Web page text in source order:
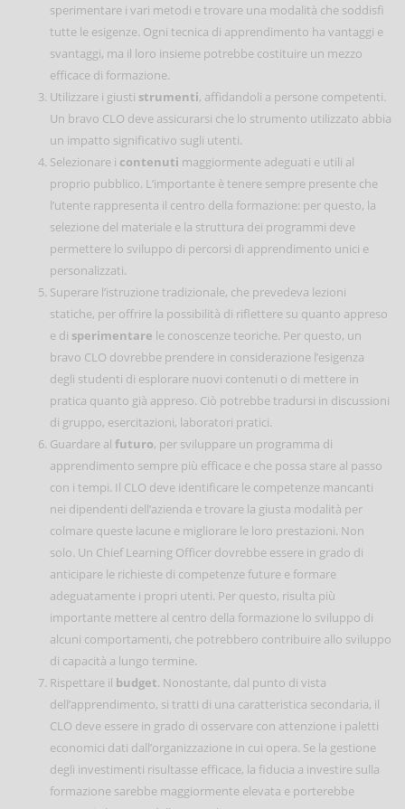
sperimentare i vari metodi e trovare una modalità che soddisfi
tutte le esigenze. Ogni tecnica di apprendimento ha vantaggi e
svantaggi, ma il loro insieme potrebbe costituire un mezzo
efficace di formazione.
Utilizzare i giusti strumenti, affidandoli a persone competenti.
Un bravo CLO deve assicurarsi che lo strumento utilizzato abbia
un impatto significativo sugli utenti.
Selezionare i contenuti maggiormente adeguati e utili al
proprio pubblico. L’importante è tenere sempre presente che
l’utente rappresenta il centro della formazione: per questo, la
selezione del materiale e la struttura dei programmi deve
permettere lo sviluppo di percorsi di apprendimento unici e
personalizzati.
Superare l’istruzione tradizionale, che prevedeva lezioni
statiche, per offrire la possibilità di riflettere su quanto appreso
e di sperimentare le conoscenze teoriche. Per questo, un
bravo CLO dovrebbe prendere in considerazione l’esigenza
degli studenti di esplorare nuovi contenuti o di mettere in
pratica quanto già appreso. Ciò potrebbe tradursi in discussioni
di gruppo, esercitazioni, laboratori pratici.
Guardare al futuro, per sviluppare un programma di
apprendimento sempre più efficace e che possa stare al passo
con i tempi. Il CLO deve identificare le competenze mancanti
nei dipendenti dell’azienda e trovare la giusta modalità per
colmare queste lacune e migliorare le loro prestazioni. Non
solo. Un Chief Learning Officer dovrebbe essere in grado di
anticipare le richieste di competenze future e formare
adeguatamente i propri utenti. Per questo, risulta più
importante mettere al centro della formazione lo sviluppo di
alcuni comportamenti, che potrebbero contribuire allo sviluppo
di capacità a lungo termine.
Rispettare il budget. Nonostante, dal punto di vista
dell’apprendimento, si tratti di una caratteristica secondaria, il
CLO deve essere in grado di osservare con attenzione i paletti
economici dati dall’organizzazione in cui opera. Se la gestione
degli investimenti risultasse efficace, la fiducia a investire sulla
formazione sarebbe maggiormente elevata e porterebbe